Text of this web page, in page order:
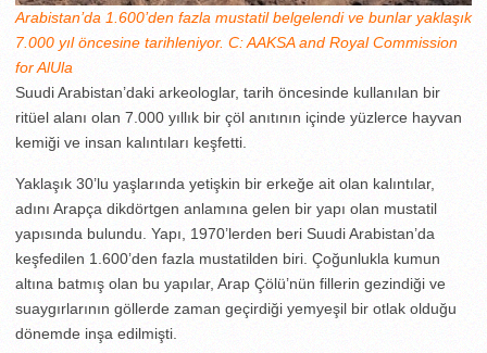
Arabistan’da 1.600’den fazla mustatil belgelendi ve bunlar yaklaşık
7.000 yıl öncesine tarihleniyor. C: AAKSA and Royal Commission
for AlUla
Suudi Arabistan’daki arkeologlar, tarih öncesinde kullanılan bir
ritüel alanı olan 7.000 yıllık bir çöl anıtının içinde yüzlerce hayvan
kemiği ve insan kalıntıları keşfetti.
Yaklaşık 30’lu yaşlarında yetişkin bir erkeğe ait olan kalıntılar,
adını Arapça dikdörtgen anlamına gelen bir yapı olan mustatil
yapısında bulundu. Yapı, 1970’lerden beri Suudi Arabistan’da
keşfedilen 1.600’den fazla mustatilden biri. Çoğunlukla kumun
altına batmış olan bu yapılar, Arap Çölü’nün fillerin gezindiği ve
suaygırlarının göllerde zaman geçirdiği yemyeşil bir otlak olduğu
dönemde inşa edilmişti.